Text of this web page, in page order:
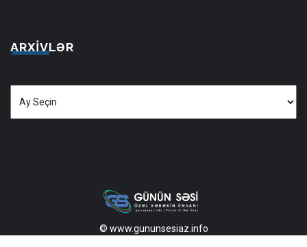
ARXIVLƏR
Arxivlər
© www.gununsesiaz.info